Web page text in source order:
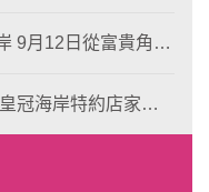
9月12日從富貴角出
冠海岸特約店家、